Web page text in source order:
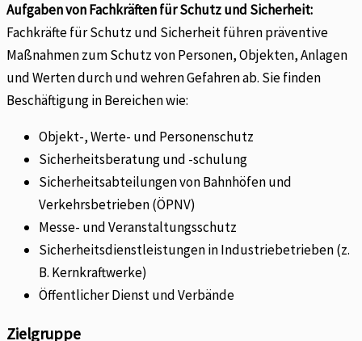
Aufgaben von Fachkräften für Schutz und Sicherheit:
Fachkräfte für Schutz und Sicherheit führen präventive
Maßnahmen zum Schutz von Personen, Objekten, Anlagen
und Werten durch und wehren Gefahren ab. Sie finden
Beschäftigung in Bereichen wie:
Objekt-, Werte- und Personenschutz
Sicherheitsberatung und -schulung
Sicherheitsabteilungen von Bahnhöfen und
Verkehrsbetrieben (ÖPNV)
Messe- und Veranstaltungsschutz
Sicherheitsdienstleistungen in Industriebetrieben (z.
B. Kernkraftwerke)
Öffentlicher Dienst und Verbände
Zielgruppe